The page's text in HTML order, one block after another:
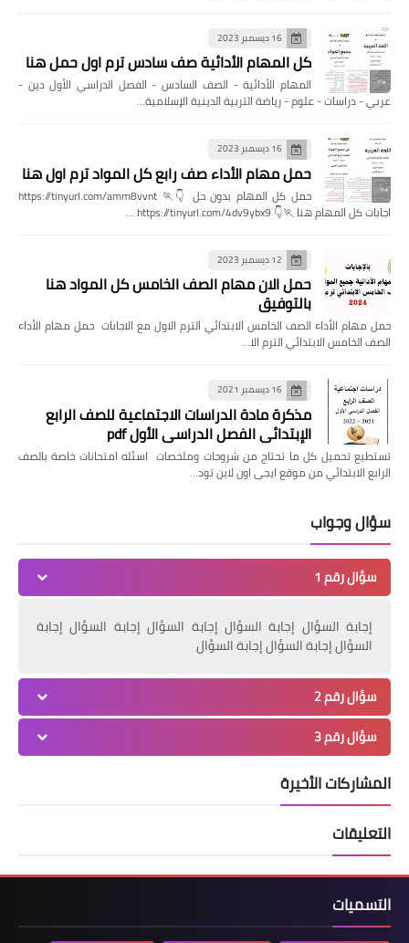
16 ديسمبر 2023
كل المهام الأدائية صف سادس ترم اول حمل هنا
المهام الأدائية - الصف السادس - الفصل الدراسي الأول دين -
عربي - دراسات - علوم - رياضة التربية الدينية الإسلامية…
16 ديسمبر 2023
حمل مهام الأداء صف رابع كل المواد ترم اول هنا
حمل كل المهام بدون حل 👇🏃 https://tinyurl.com/amm8vvnt
اجابات كل المهام هنا 🏃👇 https://tinyurl.com/4dv9ybx9 …
12 ديسمبر 2023
حمل الان مهام الصف الخامس كل المواد هنا
بالتوفيق
حمل مهام الأداء الصف الخامس الابتدائي الترم الاول مع الاجابات حمل مهام الأداء
الصف الخامس الابتدائي الترم الا…
16 ديسمبر 2021
مذكرة مادة الدراسات الاجتماعية للصف الرابع
الإبتدائي الفصل الدراسي الأول pdf
تستطيع تحميل كل ما تحتاج من شروحات وملخصات اسئله امتحانات خاصة بالصف
الرابع الابتدائي من موقع ايجى اون لاين تود…
سؤال وجواب
سؤال رقم 1
إجابة السؤال إجابة السؤال إجابة السؤال إجابة السؤال إجابة
السؤال إجابة السؤال إجابة السؤال
سؤال رقم 2
سؤال رقم 3
المشاركات الأخيرة
التعليقات
التسميات